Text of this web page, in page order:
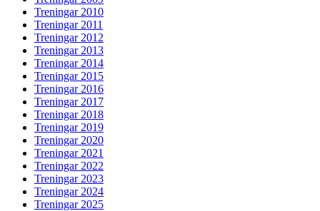
Treningar 2010
Treningar 2011
Treningar 2012
Treningar 2013
Treningar 2014
Treningar 2015
Treningar 2016
Treningar 2017
Treningar 2018
Treningar 2019
Treningar 2020
Treningar 2021
Treningar 2022
Treningar 2023
Treningar 2024
Treningar 2025